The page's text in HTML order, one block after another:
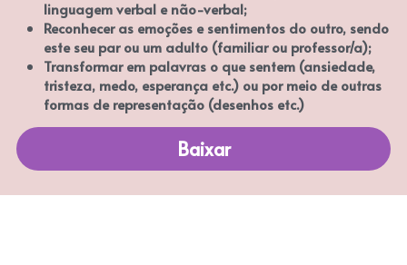
linguagem verbal e não-verbal;
Reconhecer as emoções e sentimentos do outro, sendo
este seu par ou um adulto (familiar ou professor/a);
Transformar em palavras o que sentem (ansiedade,
tristeza, medo, esperança etc.) ou por meio de outras
formas de representação (desenhos etc.)
Baixar